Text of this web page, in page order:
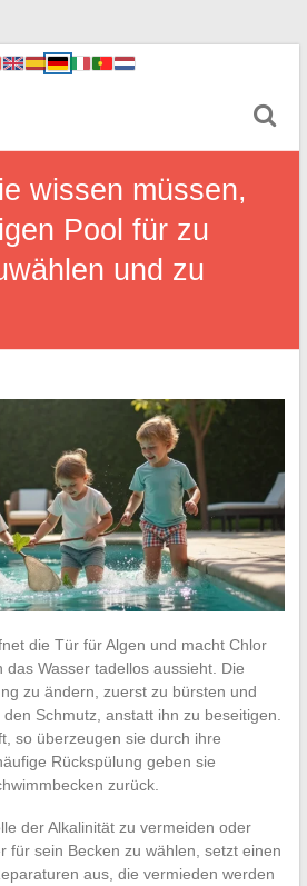
wissen müssen,
Pool für zu
und zu
die Tür für Algen und macht Chlor
Wasser tadellos aussieht. Die
zu ändern, zuerst zu bürsten und
Schmutz, anstatt ihn zu beseitigen.
so überzeugen sie durch ihre
Rückspülung geben sie
zurück.
der Alkalinität zu vermeiden oder
für sein Becken zu wählen, setzt einen
aus, die vermieden werden